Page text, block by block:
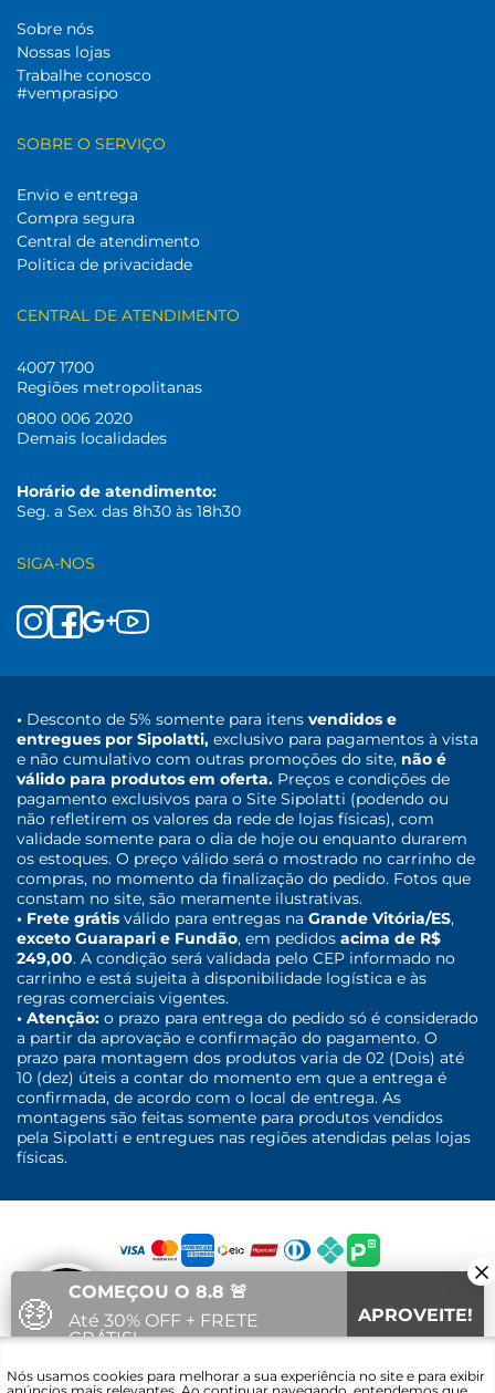
Sobre nós
Nossas lojas
Trabalhe conosco
#vemprasipo
SOBRE O SERVIÇO
Envio e entrega
Compra segura
Central de atendimento
Politica de privacidade
CENTRAL DE ATENDIMENTO
4007 1700
Regiões metropolitanas
0800 006 2020
Demais localidades
Horário de atendimento:
Seg. a Sex. das 8h30 às 18h30
SIGA-NOS
• Desconto de 5% somente para itens vendidos e
entregues por Sipolatti, exclusivo para pagamentos à vista
e não cumulativo com outras promoções do site, não é
válido para produtos em oferta. Preços e condições de
pagamento exclusivos para o Site Sipolatti (podendo ou
não refletirem os valores da rede de lojas físicas), com
validade somente para o dia de hoje ou enquanto durarem
os estoques. O preço válido será o mostrado no carrinho de
compras, no momento da finalização do pedido. Fotos que
constam no site, são meramente ilustrativas.
• Frete grátis válido para entregas na Grande Vitória/ES,
exceto Guarapari e Fundão, em pedidos acima de R$
249,00. A condição será validada pelo CEP informado no
carrinho e está sujeita à disponibilidade logística e às
regras comerciais vigentes.
• Atenção: o prazo para entrega do pedido só é considerado
a partir da aprovação e confirmação do pagamento. O
prazo para montagem dos produtos varia de 02 (Dois) até
10 (dez) úteis a contar do momento em que a entrega é
confirmada, de acordo com o local de entrega. As
montagens são feitas somente para produtos vendidos
pela Sipolatti e entregues nas regiões atendidas pelas lojas
físicas.
Nós usamos cookies para melhorar a sua experiência no site e para exibir
Fale com um
especialista
🤑
COMEÇOU O 8.8 🚨
Até 30% OFF + FRETE
GRÁTIS!
APROVEITE!
Vai acabar em: 21 13 53